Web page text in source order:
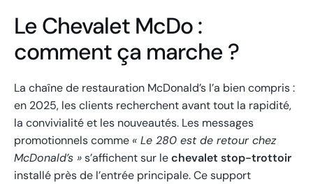
Le Chevalet McDo :
comment ça marche ?
La chaîne de restauration McDonald’s l’a bien compris :
en 2025, les clients recherchent avant tout la rapidité,
la convivialité et les nouveautés. Les messages
promotionnels comme « Le 280 est de retour chez
McDonald’s »s’affichent sur lechevalet stop-trottoir
installé près de l’entrée principale. Ce support